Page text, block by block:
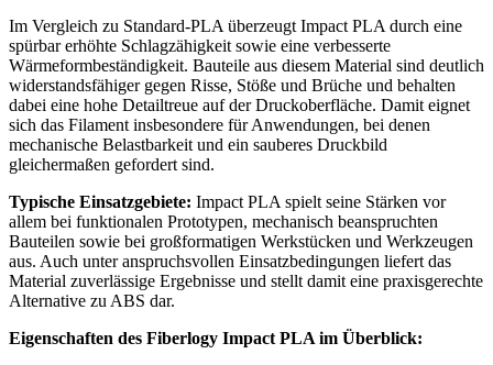
Im Vergleich zu Standard-PLA überzeugt Impact PLA durch eine
spürbar erhöhte Schlagzähigkeit sowie eine verbesserte
Wärmeformbeständigkeit. Bauteile aus diesem Material sind deutlich
widerstandsfähiger gegen Risse, Stöße und Brüche und behalten
dabei eine hohe Detailtreue auf der Druckoberfläche. Damit eignet
sich das Filament insbesondere für Anwendungen, bei denen
mechanische Belastbarkeit und ein sauberes Druckbild
gleichermaßen gefordert sind.
Typische Einsatzgebiete: Impact PLA spielt seine Stärken vor
allem bei funktionalen Prototypen, mechanisch beanspruchten
Bauteilen sowie bei großformatigen Werkstücken und Werkzeugen
aus. Auch unter anspruchsvollen Einsatzbedingungen liefert das
Material zuverlässige Ergebnisse und stellt damit eine praxisgerechte
Alternative zu ABS dar.
Eigenschaften des Fiberlogy Impact PLA im Überblick: